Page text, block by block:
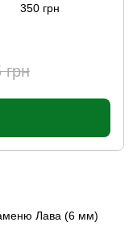
350 грн
грн
Лава (6 мм)